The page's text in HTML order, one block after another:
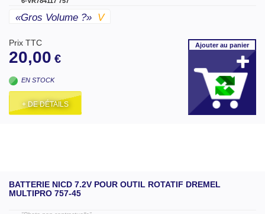
«gros Volume ?» V
Prix TTC
20,00 €
EN STOCK
+ DE DÉTAILS
Ajouterau panier
BATTERIE NICD 7.2V POUR OUTIL ROTATIF DREMEL
MULTIPRO 757-45